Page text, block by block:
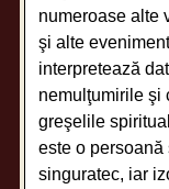
numeroase alte
şi alte
interpretează
nemulţumirile şi
greşelile
este o
singuratec, iar